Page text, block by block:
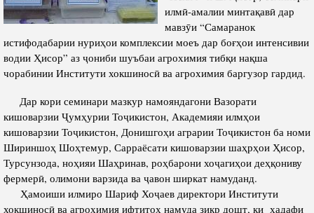
Салоҳият
Китобҳо
Мақолаҳо
ПРЕЗИДЕНТИ ҶУМҲУРИИ ТОҶИКИСТОН
Сохтори Институт
Таърихи роҳбарон
илмӣ-амалии минтақавӣ дар
мавзӯи “Самаранок
истифодабарии нуриҳои комплексии моеъ дар боғҳои интенсивии
водии Ҳисор” аз ҷониби шуъбаи агрохимия тибқи нақша
чорабинии Институти хокшиносӣ ва агрохимия баргузор гардид.
Дар кори семинари мазкур намояндагони Вазорати
кишоварзии Ҷумҳурии Тоҷикистон, Академияи илмҳои
кишоварзии Тоҷикистон, Донишгоҳи аграрии Тоҷикистон ба номи
Шириншоҳ Шоҳтемур, Сарраёсати кишоварзии шаҳрҳои Ҳисор,
Турсунзода, ноҳияи Шаҳринав, роҳбарони хоҷагиҳои деҳқониву
фермерӣ, олимони варзида ва ҷавон ширкат намуданд.
Ҳамоиши илмиро Шариф Хоҷаев директори Институти
хокшиносӣ ва агрохимия ифтитоҳ намуда зикр дошт, ки ҳадафи